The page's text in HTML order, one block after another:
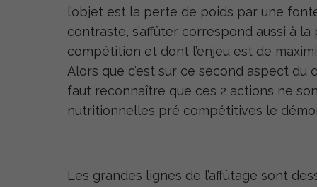
l’objet est la perte de poids par une
contraste, s’affûter correspond aussi à la
compétition et dont l’enjeu est de
Alors que c’est sur ce second aspect
faut reconnaître que ces 2 actions ne
nutritionnelles pré compétitives le
Les grandes lignes de l’affûtage sont